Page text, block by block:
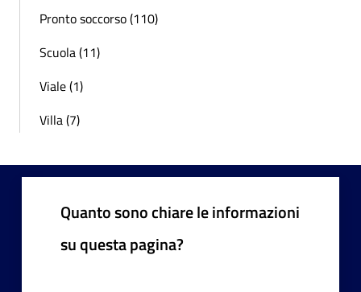
Pronto soccorso (110)
Scuola (11)
Viale (1)
Villa (7)
Quanto sono chiare le informazioni
su questa pagina?